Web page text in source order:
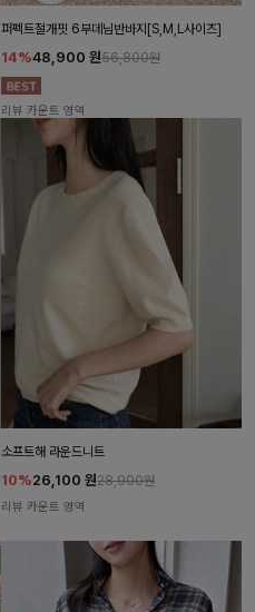
퍼펙트절개핏 6부데님반바지[S,M,L사이즈]
14%48,900 원56,800원
리뷰 카운트 영역
소프트해 라운드니트
10%26,100 원28,900원
리뷰 카운트 영역